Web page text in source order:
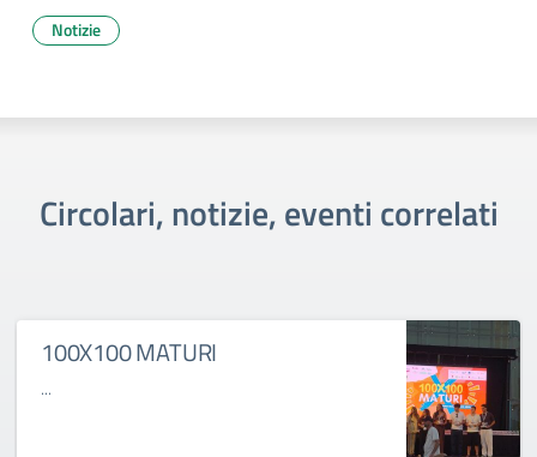
Notizie
Circolari, notizie, eventi correlati
100X100 MATURI
...